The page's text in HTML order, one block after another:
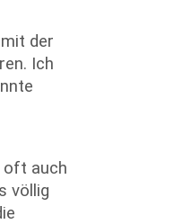
der
Ich
oft auch
völlig